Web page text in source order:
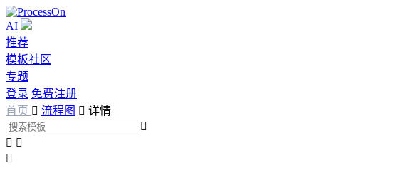
AI
推荐
模板社区
专题
登录 免费注册
首页  流程图  详情

 
